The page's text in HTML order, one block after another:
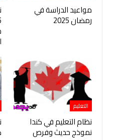
مواعيد الدراسة في
رمضان 2025
التعليم
نظام التعليم في كندا
نموذج حديث وفرص